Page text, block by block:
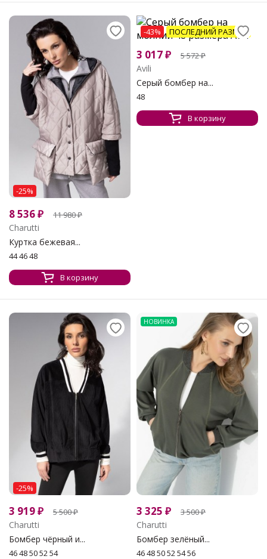
-25%
8 536₽ 11 980₽
Charutti
Куртка бежевая...
44 46 48
В корзину
-43% ПОСЛЕДНИЙ РАЗМЕР
3 017₽ 5 572₽
Avili
Серый бомбер на...
48
В корзину
-25%
3 919₽ 5 500₽
Charutti
Бомбер чёрный и...
46 48 50 52 54
НОВИНКА
3 325 ₽ 3 500₽
Charutti
Бомбер зелёный...
46 48 50 52 54 56